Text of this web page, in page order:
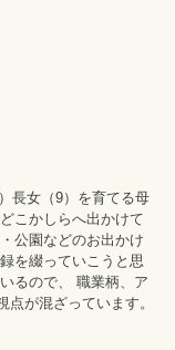
長女（9）を育てる母
こかしらへ出かけて
公園などのお出かけ
を綴っていこうと思
るので、 職業柄、ア
が混ざっています。